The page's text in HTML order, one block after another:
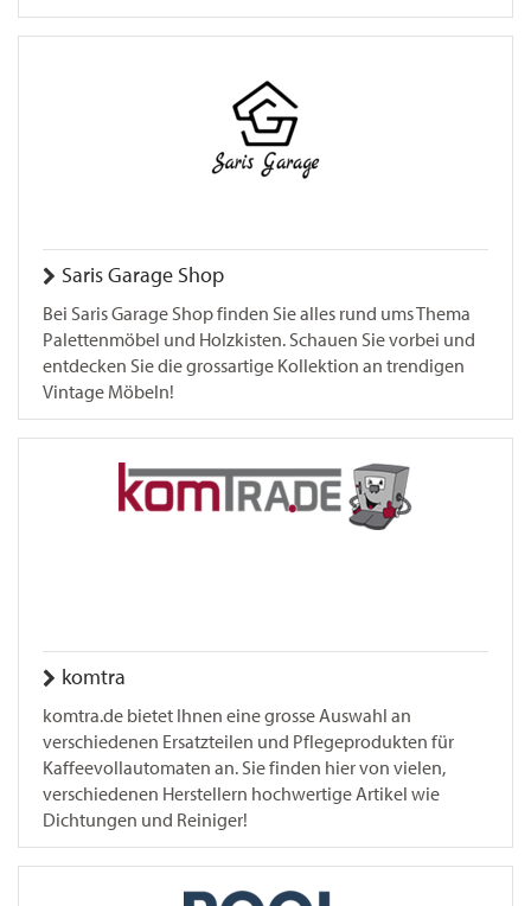
Saris Garage Shop
Bei Saris Garage Shop finden Sie alles rund ums Thema
Palettenmöbel und Holzkisten. Schauen Sie vorbei und
entdecken Sie die grossartige Kollektion an trendigen
Vintage Möbeln!
komtra
komtra.de bietet Ihnen eine grosse Auswahl an
verschiedenen Ersatzteilen und Pflegeprodukten für
Kaffeevollautomaten an. Sie finden hier von vielen,
verschiedenen Herstellern hochwertige Artikel wie
Dichtungen und Reiniger!